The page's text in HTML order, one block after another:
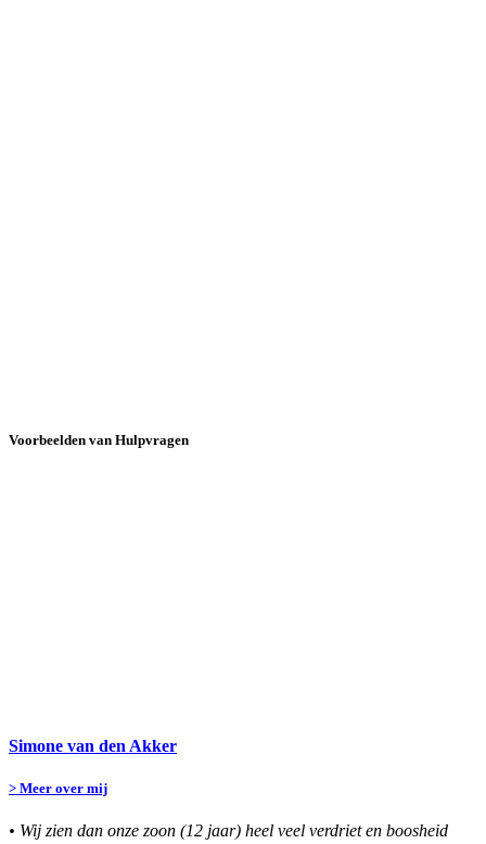
Voorbeelden van Hulpvragen
Simone van den Akker
> Meer over mij
• Wij zien dan onze zoon (12 jaar) heel veel verdriet en boosheid